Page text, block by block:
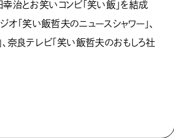
治とお笑いコンビ「笑い飯」を結成
オ「笑い飯哲夫のニュースシャワー」、
奈良テレビ「笑い飯哲夫のおもしろ社